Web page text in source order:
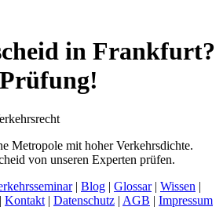
in Frankfurt?
Metropole mit hoher Verkehrsdichte.
von unseren Experten prüfen.
| Blog | Glossar| Wissen |
| Kontakt | Datenschutz | AGB | Impressum